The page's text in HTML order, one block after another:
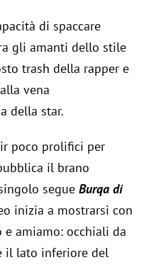
di spaccare
gli amanti dello stile
trash della rapper e
vena
della star.
poco prolifici per
il brano
segue Burqa di
inizia a mostrarsi con
amiamo: occhiali da
il lato inferiore del